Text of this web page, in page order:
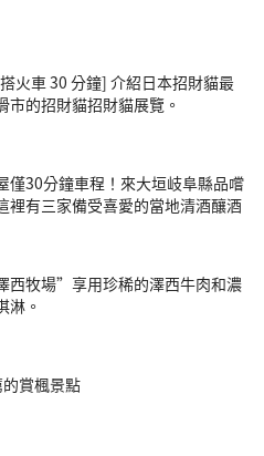
火車 30 分鐘] 介紹日本招財貓最
市的招財貓招財貓展覽。
僅30分鐘車程！來大垣岐阜縣品嚐
裡有三家備受喜愛的當地清酒釀酒
西牧場”享用珍稀的澤西牛肉和濃
淋。
賞楓景點